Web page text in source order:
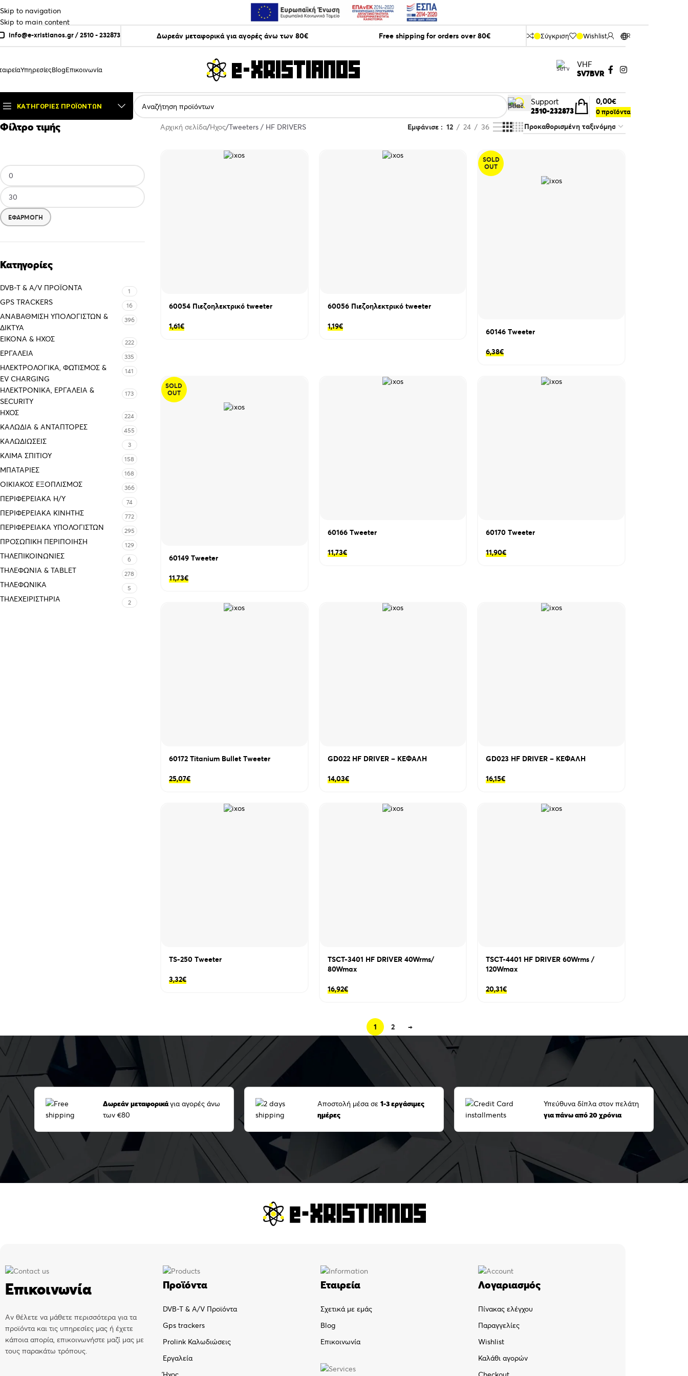
Skip to navigation
Skip to main content
info@e-xristianos.gr/2510 - 232873 Δωρεάν μεταφορικά για αγορές άνω των 80€ Free shipping for orders over 80€ Σύγκριση Wishlist GR
ΥπηρεσίεςBlogΕπικοινωνία
VHF
SV7BVR
ΚΑΤΗΓΟΡΊΕΣ ΠΡΟΪΌΝΤΩΝ
Support
2510-232873
0προϊόντα
0,00€
Φίλτρο τιμής
ΕΦΑΡΜΟΓΉ
Κατηγορίες
DVB-T & A/V ΠΡΟΪΌΝΤΑ 1
GPS TRACKERS 16
ΑΝΑΒΆΘΜΙΣΗ ΥΠΟΛΟΓΙΣΤΏΝ &
ΔΊΚΤΥΑ
396
ΕΙΚΌΝΑ & ΗΧΟΣ 222
ΕΡΓΑΛΕΊΑ 335
ΗΛΕΚΤΡΟΛΟΓΙΚΆ, ΦΩΤΙΣΜΌΣ &
EV CHARGING
141
ΗΛΕΚΤΡΟΝΙΚΆ, ΕΡΓΑΛΕΊΑ &
SECURITY
173
ΉΧΟΣ 224
ΚΑΛΏΔΙΑ & ΑΝΤΆΠΤΟΡΕΣ 455
ΚΑΛΩΔΙΏΣΕΙΣ 3
ΚΛΊΜΑ ΣΠΙΤΙΟΎ 158
ΜΠΑΤΑΡΊΕΣ 168
ΟΙΚΙΑΚΌΣ ΕΞΟΠΛΙΣΜΌΣ 366
ΠΕΡΙΦΕΡΕΙΑΚΑ Η/Υ 74
ΠΕΡΙΦΕΡΕΙΑΚΑ ΚΙΝΗΤΗΣ 772
ΠΕΡΙΦΕΡΕΙΑΚΆ ΥΠΟΛΟΓΙΣΤΏΝ 295
ΠΡΟΣΩΠΙΚΉ ΠΕΡΙΠΟΊΗΣΗ 129
ΤΗΛΕΠΙΚΟΙΝΩΝΊΕΣ 6
ΤΗΛΕΦΩΝΊΑ & TABLET 278
ΤΗΛΕΦΩΝΙΚΑ 5
ΤΗΛΕΧΕΙΡΙΣΤΉΡΙΑ 2
Αρχική σελίδα Ήχος Tweeters / HF DRIVERS Εμφάνισε 12 24 36
60054 Πιεζοηλεκτρικό tweeter
1,61€
60056 Πιεζοηλεκτρικό tweeter
1,19€
SOLD
OUT
60146 Τweeter
6,38€
SOLD
OUT
60149 Τweeter
11,73€
60166 Τweeter
11,73€
60170 Τweeter
11,90€
60172 Titanium Bullet Τweeter
25,07€
GD022 HF DRIVER – KEΦΑΛΗ
14,03€
GD023 HF DRIVER – KEΦΑΛΗ
16,15€
TS-250 Τweeter
3,32€
TSCT-3401 HF DRIVER 40Wrms/
80Wmax
16,92€
TSCT-4401 HF DRIVER 60Wrms /
120Wmax
20,31€
1 2 →
Δωρεάν μεταφορικάγια αγορές άνω
των €80
Αποστολή μέσα σε 1-3 εργάσιμες
ημέρες
Υπεύθυνα δίπλα στον πελάτη
για πάνω από 20 χρόνια
Επικοινωνία
Αν θέλετε να μάθετε περισσότερα για τα
προϊόντα και τις υπηρεσίες μας ή έχετε
κάποια απορία, επικοινωνήστε μαζί μας με
τους παρακάτω τρόπους.
Προϊόντα
DVB-T & A/V Προϊόντα
Gps trackers
Prolink Καλωδιώσεις
Εργαλεία
Εταιρεία
Σχετικά με εμάς
Blog
Επικοινωνία
Λογαριασμός
Πίνακας ελέγχου
Παραγγελίες
Wishlist
Καλάθι αγορών